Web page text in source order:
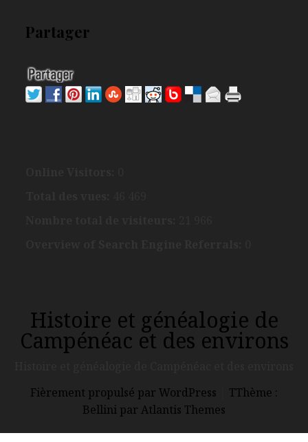
Partager
Histoire et généalogie de
Campénéac et des environs
Fièrement propulsé par WordPress
TThème :
Bellini par Atlantis Themes